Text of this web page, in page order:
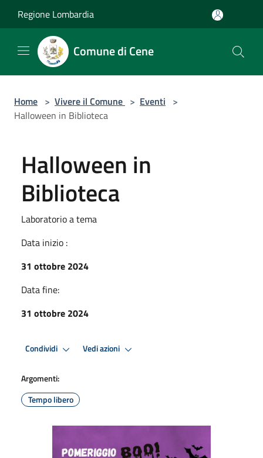
Regione Lombardia
Comune di Cene
Home > Vivere il Comune > Eventi >
Halloween in Biblioteca
Halloween in
Biblioteca
Laboratorio a tema
Data inizio :
31 ottobre 2024
Data fine:
31 ottobre 2024
Condividi Vedi azioni
Argomenti:
Tempo libero